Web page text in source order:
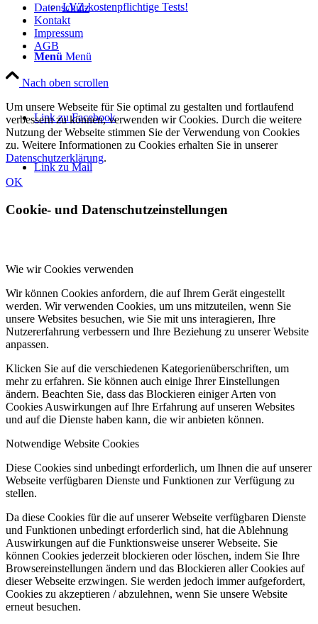
LVZ-kostenpflichtige Tests!
Menü Menü
Link zu Facebook
Link zu Mail
Datenschutz
Kontakt
Impressum
AGB
Nach oben scrollen
Um unsere Webseite für Sie optimal zu gestalten und fortlaufend
verbessern zu können, verwenden wir Cookies. Durch die weitere
Nutzung der Webseite stimmen Sie der Verwendung von Cookies
zu. Weitere Informationen zu Cookies erhalten Sie in unserer
Datenschutzerklärung.
OK
Cookie- und Datenschutzeinstellungen
Wie wir Cookies verwenden
Wir können Cookies anfordern, die auf Ihrem Gerät eingestellt
werden. Wir verwenden Cookies, um uns mitzuteilen, wenn Sie
unsere Websites besuchen, wie Sie mit uns interagieren, Ihre
Nutzererfahrung verbessern und Ihre Beziehung zu unserer Website
anpassen.
Klicken Sie auf die verschiedenen Kategorienüberschriften, um
mehr zu erfahren. Sie können auch einige Ihrer Einstellungen
ändern. Beachten Sie, dass das Blockieren einiger Arten von
Cookies Auswirkungen auf Ihre Erfahrung auf unseren Websites
und auf die Dienste haben kann, die wir anbieten können.
Notwendige Website Cookies
Diese Cookies sind unbedingt erforderlich, um Ihnen die auf unserer
Webseite verfügbaren Dienste und Funktionen zur Verfügung zu
stellen.
Da diese Cookies für die auf unserer Webseite verfügbaren Dienste
und Funktionen unbedingt erforderlich sind, hat die Ablehnung
Auswirkungen auf die Funktionsweise unserer Webseite. Sie
können Cookies jederzeit blockieren oder löschen, indem Sie Ihre
Browsereinstellungen ändern und das Blockieren aller Cookies auf
dieser Webseite erzwingen. Sie werden jedoch immer aufgefordert,
Cookies zu akzeptieren / abzulehnen, wenn Sie unsere Website
erneut besuchen.